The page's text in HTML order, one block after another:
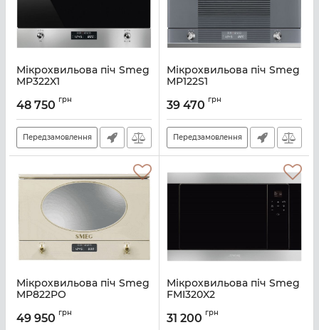
Мікрохвильова піч Smeg
MP322X1
48 750 грн
Передзамовлення
Мікрохвильова піч Smeg
MP122S1
39 470 грн
Передзамовлення
Мікрохвильова піч Smeg
MP822PO
49 950 грн
Мікрохвильова піч Smeg
FMI320X2
31 200 грн